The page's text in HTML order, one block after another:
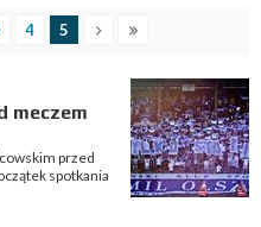
4 5
meczem
przed
spotkania